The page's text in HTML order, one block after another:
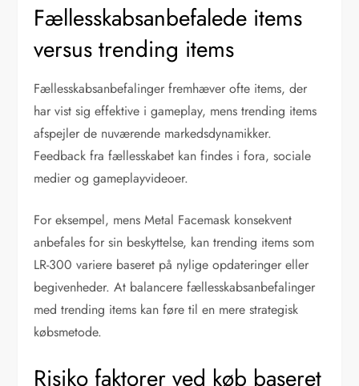
Fællesskabsanbefalede items
versus trending items
Fællesskabsanbefalinger fremhæver ofte items, der
har vist sig effektive i gameplay, mens trending items
afspejler de nuværende markedsdynamikker.
Feedback fra fællesskabet kan findes i fora, sociale
medier og gameplayvideoer.
For eksempel, mens Metal Facemask konsekvent
anbefales for sin beskyttelse, kan trending items som
LR-300 variere baseret på nylige opdateringer eller
begivenheder. At balancere fællesskabsanbefalinger
med trending items kan føre til en mere strategisk
købsmetode.
Risiko faktorer ved køb baseret